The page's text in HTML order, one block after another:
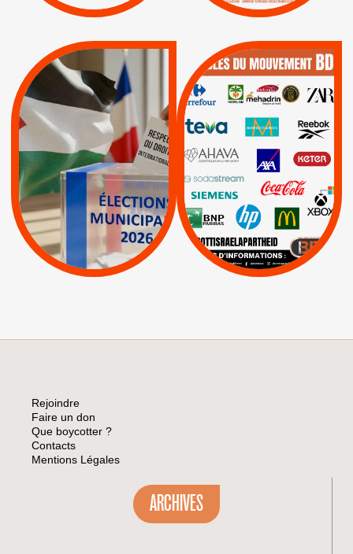
MUNICIPALES 2026 :
JE VOTE POUR LE
RESPECT DU DROIT
INTERNATIONAL EN
PALESTINE
APPELS | Actus |
Espaces Sans
Apartheid
| Lettres d'interpellation
QUE BOYCOTTER ?
BOYCOTT /
AXA BNP | CAF |
Carrefour | HP |
Keter |
Livres et brochures |
Mehadrin | PUMA
Sodastream |
Visuels, tracts,
affiches,...
Rejoindre
Faire un don
Que boycotter ?
Contacts
Mentions Légales
ARCHIVES